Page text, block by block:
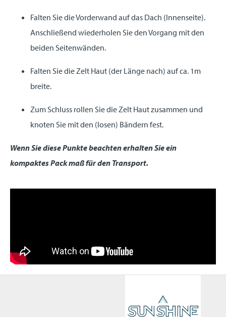
Falten Sie die Vorderwand auf das Dach (Innenseite).
Anschließend wiederholen Sie den Vorgang mit den
beiden Seitenwänden.
Falten Sie die Zelt Haut (der Länge nach) auf ca. 1m
breite.
Zum Schluss rollen Sie die Zelt Haut zusammen und
knoten Sie mit den (losen) Bändern fest.
Wenn Sie diese Punkte beachten erhalten Sie ein
kompaktes Pack maß für den Transport.